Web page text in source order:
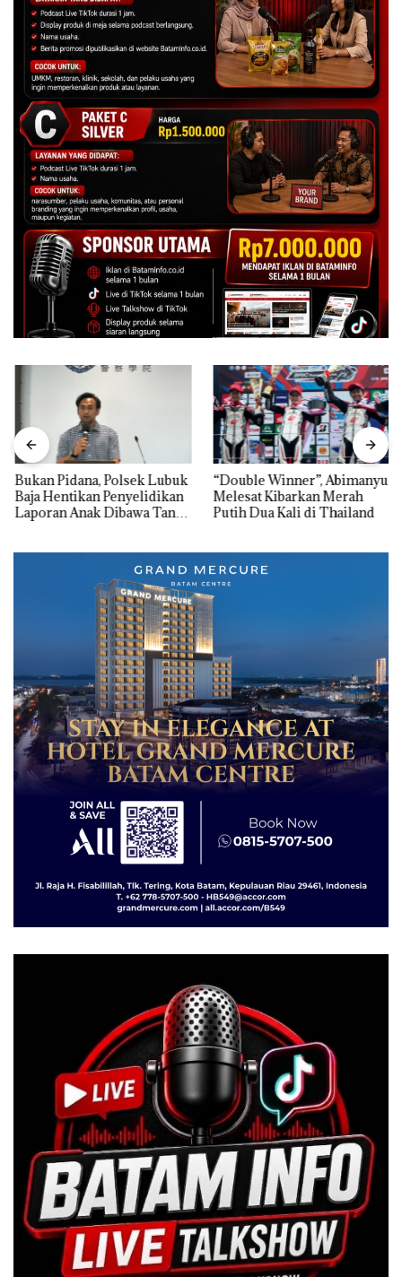
Bukan Pidana, Polsek Lubuk
Baja Hentikan Penyelidikan
Laporan Anak Dibawa Tanpa
“Double Winner”, Abimanyu
Melesat Kibarkan Merah
Putih Dua Kali di Thailand